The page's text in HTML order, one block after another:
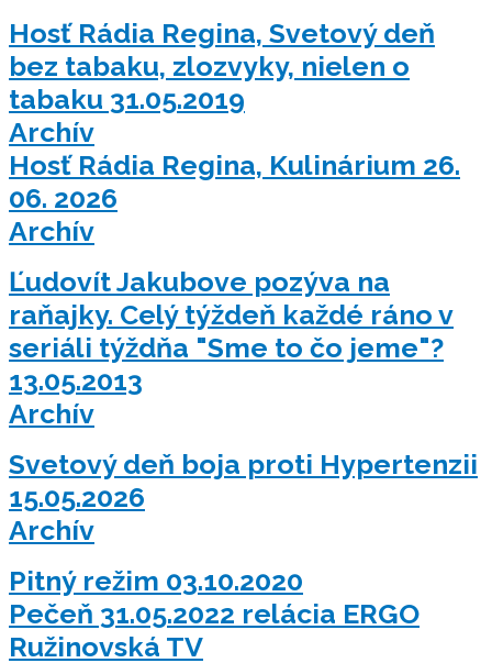
Hosť Rádia Regina, Svetový deň
bez tabaku, zlozvyky, nielen o
tabaku 31.05.2019
Archív
Hosť Rádia Regina, Kulinárium 26.
06. 2026
Archív
Ľudovít Jakubove pozýva na
raňajky. Celý týždeň každé ráno v
seriáli týždňa "Sme to čo jeme"?
13.05.2013
Archív
Svetový deň boja proti Hypertenzii
15.05.2026
Archív
Pitný režim 03.10.2020
Pečeň 31.05.2022 relácia ERGO
Ružinovská TV